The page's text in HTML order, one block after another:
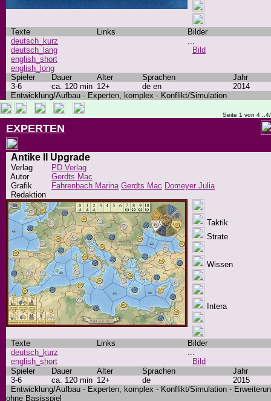
Texte Links
Bilder
deutsch_kurz
deutsch_lang
english_short
english_long
...
Bild
Spieler Dauer Alter Sprachen
Jahr
3-6
ca. 120 min 12+ de en
2014
Entwicklung/Aufbau - Experten, komplex - Konflikt/Simulation
Seite 1 von 4
EXPERTEN
Antike II Upgrade
Verlag
PD Verlag
Autor
Gerdts Mac
Grafik
Fahrenbach Marina Gerdts Mac Domeyer Julia
Redaktion
Taktik
Strate
Wissen
Intera
Texte Links
Bilder
deutsch_kurz
english_short
...
Bild
Spieler
Dauer Alter Sprachen
Jahr
3-6
ca. 120 min 12+ de
2015
Entwicklung/Aufbau - Experten, komplex - Konflikt/Simulation -
ohne Basisspiel